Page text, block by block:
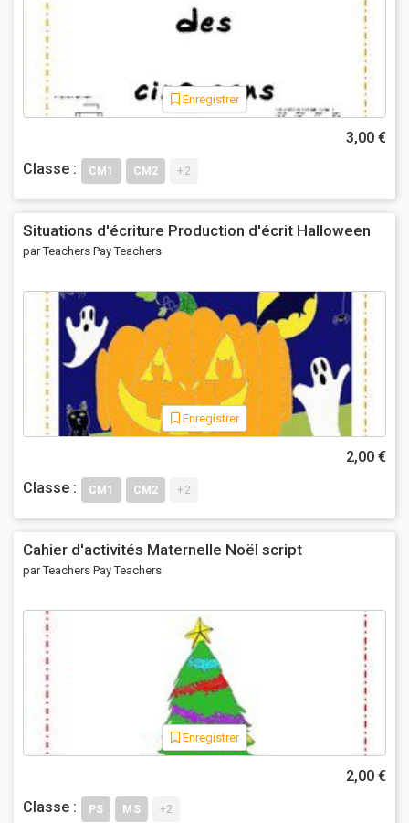
Enregistrer
3,00 €
Classe :
CM1 CM2 +2
Situations d'écriture Production d'écrit Halloween
par Teachers Pay Teachers
Enregistrer
2,00 €
Classe :
CM1 CM2 +2
Cahier d'activités Maternelle Noël script
par Teachers Pay Teachers
Enregistrer
2,00 €
Classe :
PS MS +2